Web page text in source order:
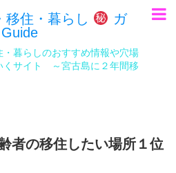
移住・暮らし
ガ
暮らしのおすすめ情報や穴場
くサイト ～宮古島に２年間移
者の移住したい場所１位